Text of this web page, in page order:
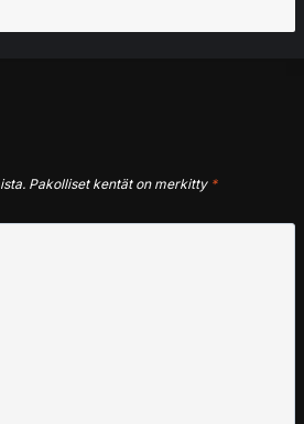
Pakolliset kentät on merkitty *